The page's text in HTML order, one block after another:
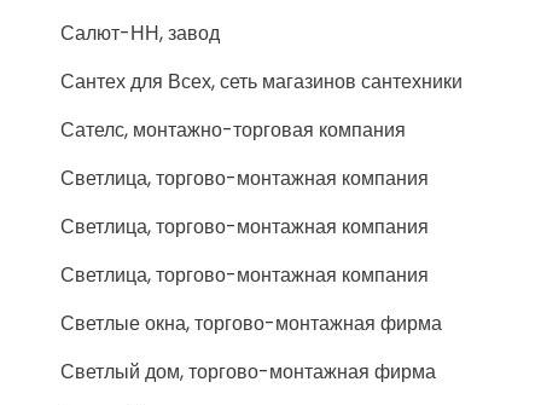
Салют-НН, завод
Сантех для Всех, сеть магазинов сантехники
Сателс, монтажно-торговая компания
Светлица, торгово-монтажная компания
Светлица, торгово-монтажная компания
Светлица, торгово-монтажная компания
Светлые окна, торгово-монтажная фирма
Светлый дом, торгово-монтажная фирма